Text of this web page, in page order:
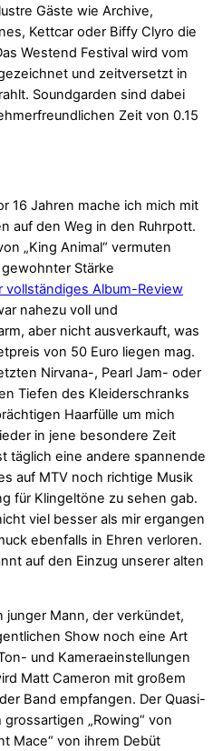
Gäste wie Archive,
Kettcar oder Biffy Clyro die
Westend Festival wird vom
und zeitversetzt in
Soundgarden sind dabei
Zeit von 0.15
16 Jahren mache ich mich mit
auf den Weg in den Ruhrpott.
„King Animal“ vermuten
Stärke
vollständiges Album-Review
nahezu voll und
aber nicht ausverkauft, was
von 50 Euro liegen mag.
Nirvana-, Pearl Jam- oder
Tiefen des Kleiderschranks
Haarfülle um mich
in jene besondere Zeit
täglich eine andere spannende
auf MTV noch richtige Musik
für Klingeltöne zu sehen gab.
viel besser als mir ergangen
ebenfalls in Ehren verloren.
auf den Einzug unserer alten
Mann, der verkündet,
Show noch eine Art
und Kameraeinstellungen
Matt Cameron mit großem
Band empfangen. Der Quasi-
„Rowing“ von
Mace“ von ihrem Debüt